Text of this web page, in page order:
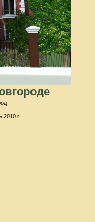
2010 г.